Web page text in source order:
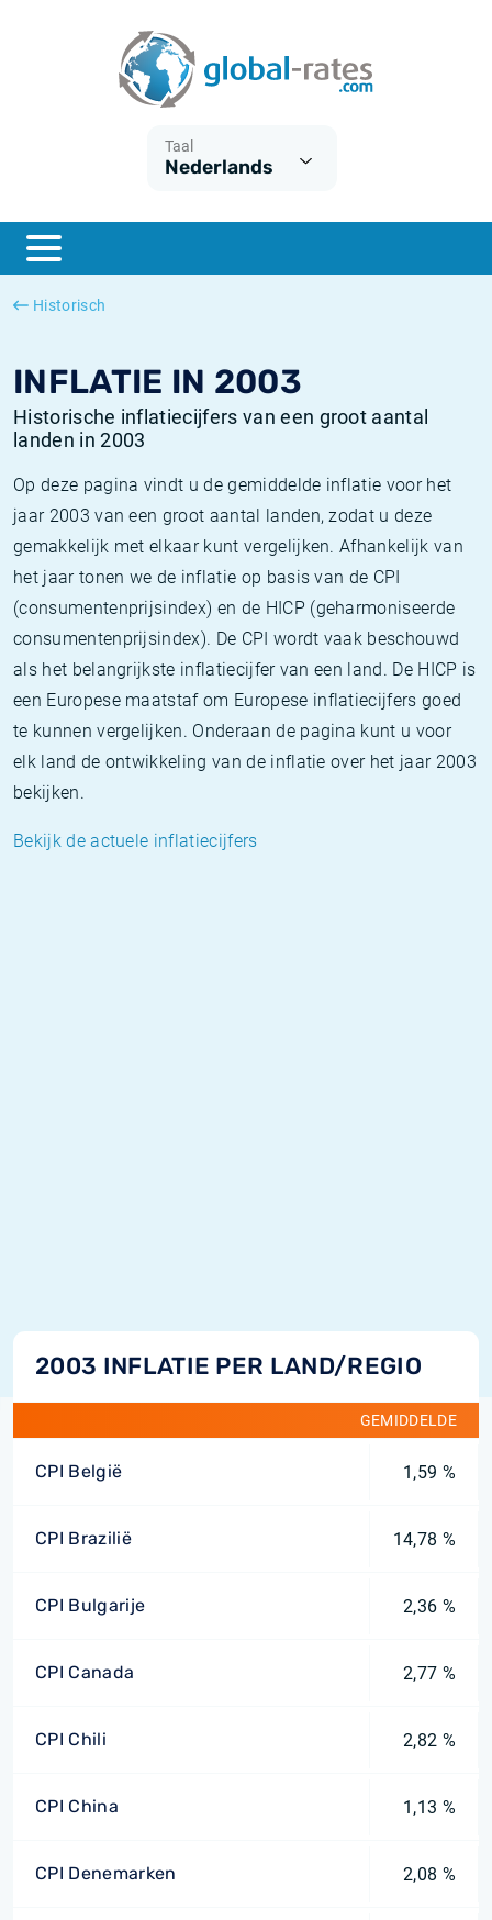
Taal
Nederlands
Historisch
INFLATIE IN 2003
Historische inflatiecijfers van een groot aantal
landen in 2003
Op deze pagina vindt u de gemiddelde inflatie voor het
jaar 2003 van een groot aantal landen, zodat u deze
gemakkelijk met elkaar kunt vergelijken. Afhankelijk van
het jaar tonen we de inflatie op basis van de CPI
(consumentenprijsindex) en de HICP (geharmoniseerde
consumentenprijsindex). De CPI wordt vaak beschouwd
als het belangrijkste inflatiecijfer van een land. De HICP is
een Europese maatstaf om Europese inflatiecijfers goed
te kunnen vergelijken. Onderaan de pagina kunt u voor
elk land de ontwikkeling van de inflatie over het jaar 2003
bekijken.
Bekijk de actuele inflatiecijfers
2003 INFLATIE PER LAND/REGIO
GEMIDDELDE
CPI België 1,59 %
CPI Brazilië 14,78 %
CPI Bulgarije 2,36 %
CPI Canada 2,77 %
CPI Chili 2,82 %
CPI China 1,13 %
CPI Denemarken 2,08 %
ESTER
SONIA
Wat is CPI inflatie?
Wat is HICP inflatie?
Nederlandse inflatie - CPI
Amerikaanse inflatie - CPI
Euribor historie
SOFR historie
TONAR historie
Inflatiecalculator